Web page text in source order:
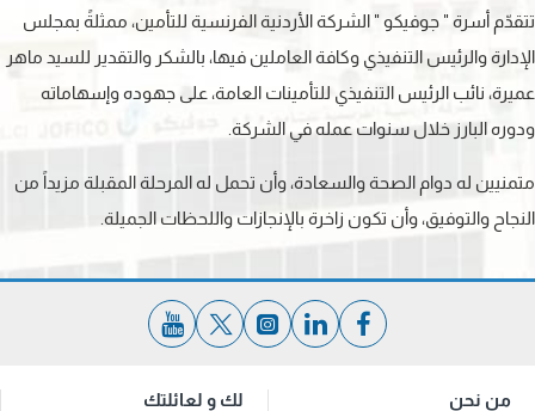
تتقدّم أسرة " جوفيكو " الشركة الأردنية الفرنسية للتأمين، ممثلةً بمجلس
الإدارة والرئيس التنفيذي وكافة العاملين فيها، بالشكر والتقدير للسيد ماهر
عميرة، نائب الرئيس التنفيذي للتأمينات العامة، على جهوده وإسهاماته
ودوره البارز خلال سنوات عمله في الشركة.
متمنيين له دوام الصحة والسعادة، وأن تحمل له المرحلة المقبلة مزيداً من
النجاح والتوفيق، وأن تكون زاخرة بالإنجازات واللحظات الجميلة.
من نحن لك و لعائلتك